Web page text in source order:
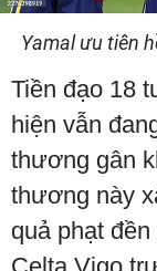
Yamal ưu tiên
Tiền đạo 18
hiện vẫn
thương gân
thương này
quả phạt